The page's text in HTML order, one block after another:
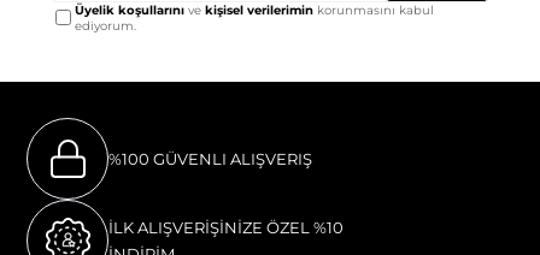
Üyelik koşullarını vekişisel verilerimin korunmasını kabul
ediyorum.
%100 GÜVENLI ALIŞVERIŞ
İLK ALIŞVERİŞİNİZE ÖZEL %10